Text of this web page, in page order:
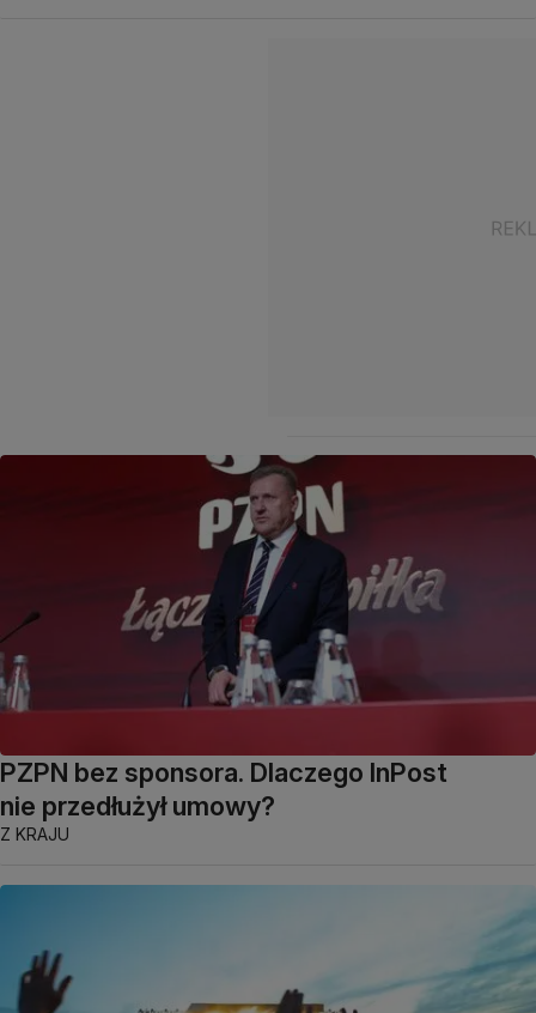
PZPN bez sponsora. Dlaczego InPost
nie przedłużył umowy?
Z KRAJU